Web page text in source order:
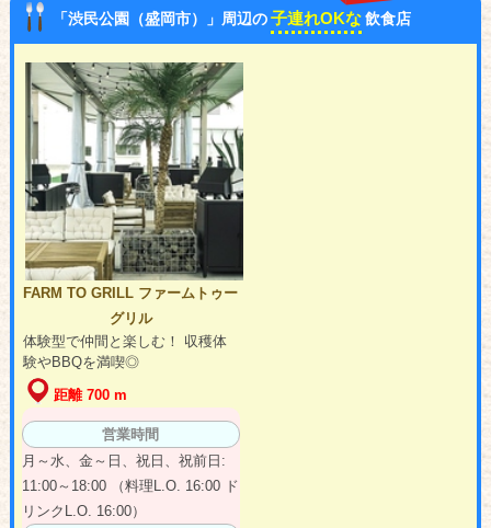
「渋民公園（盛岡市）」周辺の子連れOKな 飲食店
FARM TO GRILL ファームトゥー
グリル
体験型で仲間と楽しむ！ 収穫体
験やBBQを満喫◎
距離 700 m
営業時間
月～水、金～日、祝日、祝前日:
11:00～18:00 （料理L.O. 16:00 ド
リンクL.O. 16:00）